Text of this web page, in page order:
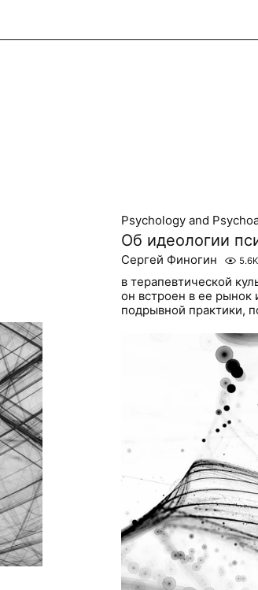
Psychology and
Об идеологии
Сергей Финогин 5.6K
в терапевтической
он встроен в ее
подрывной практики,